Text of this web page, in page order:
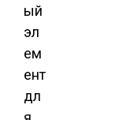
ый
эл
ем
ент
дл